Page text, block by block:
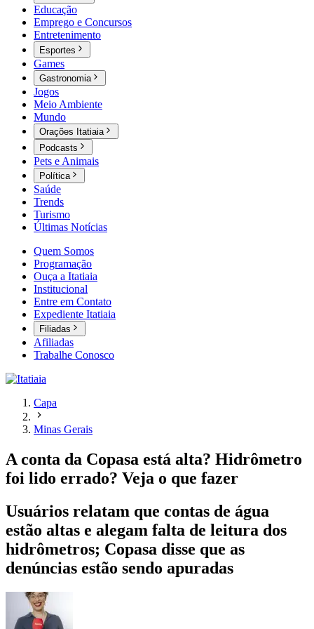
Educação
Emprego e Concursos
Entretenimento
Esportes
Games
Gastronomia
Jogos
Meio Ambiente
Mundo
Orações Itatiaia
Podcasts
Pets e Animais
Política
Saúde
Trends
Turismo
Últimas Notícias
Quem Somos
Programação
Ouça a Itatiaia
Institucional
Entre em Contato
Expediente Itatiaia
Filiadas
Afiliadas
Trabalhe Conosco
Capa
Minas Gerais
A conta da Copasa está alta? Hidrômetro
foi lido errado? Veja o que fazer
Usuários relatam que contas de água
estão altas e alegam falta de leitura dos
hidrômetros; Copasa disse que as
denúncias estão sendo apuradas